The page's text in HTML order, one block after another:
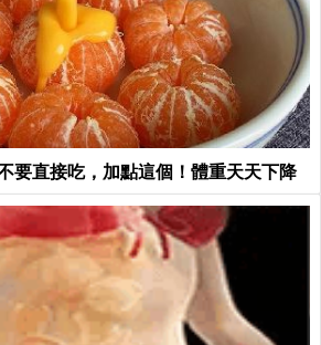
要直接吃，加點這個！體重天天下降